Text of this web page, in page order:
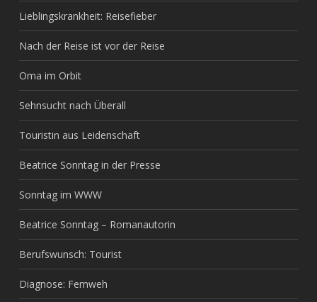
Lieblingskrankheit: Reisefieber
Nach der Reise ist vor der Reise
Oma im Orbit
Sehnsucht nach Überall
Touristin aus Leidenschaft
Beatrice Sonntag in der Presse
Sonntag im WWW
Beatrice Sonntag – Romanautorin
Berufswunsch: Tourist
Diagnose: Fernweh